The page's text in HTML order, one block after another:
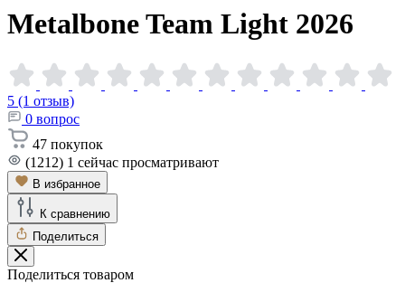
Metalbone Team Light 2026
5 (1 отзыв)
0 вопрос
47 покупок
(1212) 1 сейчас просматривают
В избранное
К сравнению
Поделиться
Поделиться товаром